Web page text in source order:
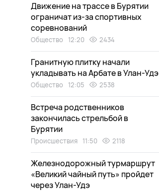
Движение на трассе в Бурятии
ограничат из-за спортивных
соревнований
Общество 12:20 2434
Гранитную плитку начали
укладывать на Арбате в Улан-Удэ
Общество 12:05 2538
Встреча родственников
закончилась стрельбой в
Бурятии
Происшествия 11:50 2118
Железнодорожный турмаршрут
«Великий чайный путь» пройдет
через Улан-Удэ